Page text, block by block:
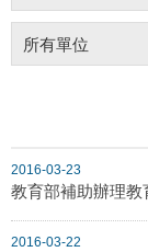
所有單位
2016-03-23
教育部補助辦理
2016-03-22